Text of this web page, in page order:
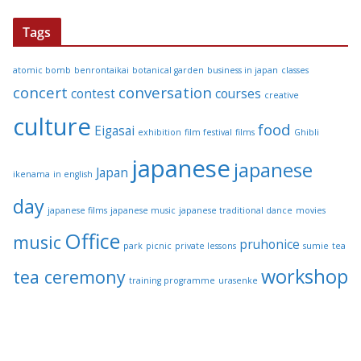
Tags
atomic bomb benrontaikai botanical garden business in japan classes
concert contest conversation courses creative
culture Eigasai exhibition film festival films food Ghibli
ikenama in english Japan japanese japanese
day japanese films japanese music japanese traditional dance movies
music Office park picnic private lessons pruhonice sumie tea
tea ceremony training programme urasenke workshop